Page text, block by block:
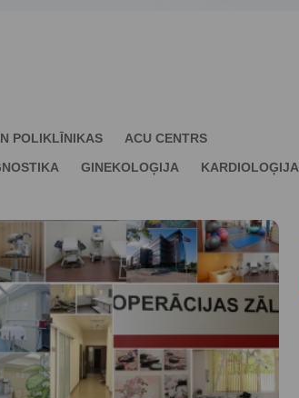
POLIKLĪNIKAS
ACU CENTRS
GINEKOLOĢIJA
KARDIOLOĢIJA